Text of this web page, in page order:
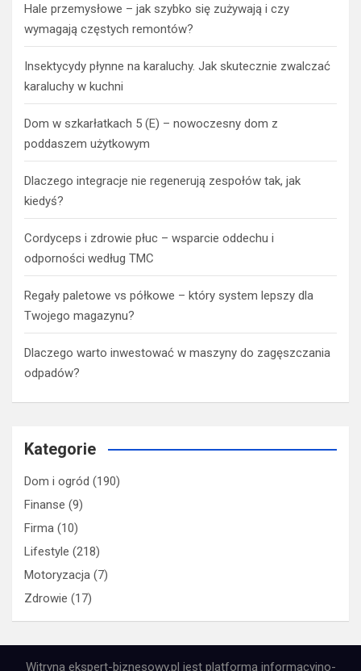
Hale przemysłowe – jak szybko się zużywają i czy
wymagają częstych remontów?
Insektycydy płynne na karaluchy. Jak skutecznie zwalczać
karaluchy w kuchni
Dom w szkarłatkach 5 (E) – nowoczesny dom z
poddaszem użytkowym
Dlaczego integracje nie regenerują zespołów tak, jak
kiedyś?
Cordyceps i zdrowie płuc – wsparcie oddechu i
odporności według TMC
Regały paletowe vs półkowe – który system lepszy dla
Twojego magazynu?
Dlaczego warto inwestować w maszyny do zagęszczania
odpadów?
Kategorie
Dom i ogród (190)
Finanse (9)
Firma (10)
Lifestyle (218)
Motoryzacja (7)
Zdrowie (17)
Witryna ekspert-biznesowy.pl jest platformą informacyjno-